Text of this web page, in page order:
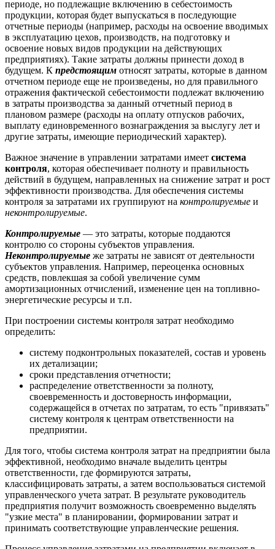
периоде, но подлежащие включению в себестоимость
продукции, которая будет выпускаться в последующие
отчетные периоды (например, расходы на освоение вводимых
в эксплуатацию цехов, производств, на подготовку и
освоение новых видов продукции на действующих
предприятиях). Такие затраты должны принести доход в
будущем. К предстоящим относят затраты, которые в данном
отчетном периоде еще не произведены, но для правильного
отражения фактической себестоимости подлежат включению
в затраты производства за данный отчетный период в
плановом размере (расходы на оплату отпусков рабочих,
выплату единовременного вознаграждения за выслугу лет и
другие затраты, имеющие периодический характер).
Важное значение в управлении затратами имеет система
контроля, которая обеспечивает полноту и правильность
действий в будущем, направленных на снижение затрат и рост
эффективности производства. Для обеспечения системы
контроля за затратами их группируют на контролируемые и
неконтролируемые.
Контролируемые — это затраты, которые поддаются
контролю со стороны субъектов управления.
Неконтролируемые же затраты не зависят от деятельности
субъектов управления. Например, переоценка основных
средств, повлекшая за собой увеличение сумм
амортизационных отчислений, изменение цен на топливно-
энергетические ресурсы и т.п.
При построении системы контроля затрат необходимо
определить:
систему подконтрольных показателей, состав и уровень
их детализации;
сроки представления отчетности;
распределение ответственности за полноту,
своевременность и достоверность информации,
содержащейся в отчетах по затратам, то есть "привязать"
систему контроля к центрам ответственности на
предприятии.
Для того, чтобы система контроля затрат на предприятии была
эффективной, необходимо вначале выделить центры
ответственности, где формируются затраты,
классифицировать затраты, а затем воспользоваться системой
управленческого учета затрат. В результате руководитель
предприятия получит возможность своевременно выделять
"узкие места" в планировании, формировании затрат и
принимать соответствующие управленческие решения.